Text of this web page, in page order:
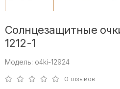
Солнцезащитные
1212-1
Модель: o4ki-12924
0 отзывов